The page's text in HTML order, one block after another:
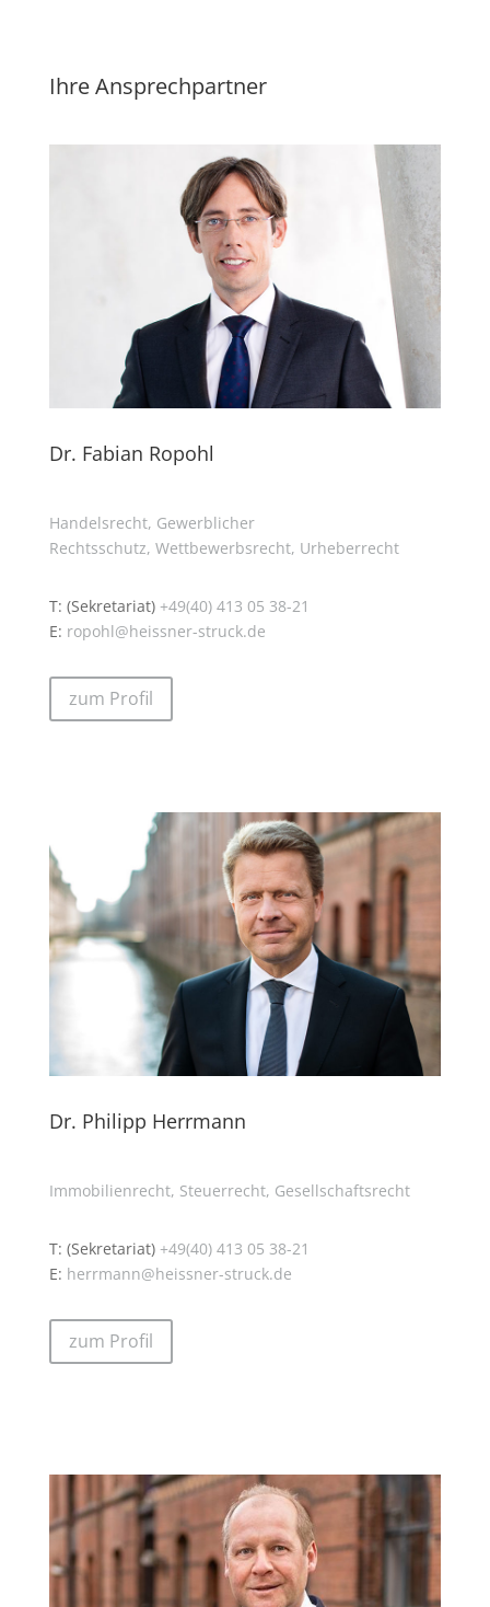
Ihre Ansprechpartner
Dr. Fabian Ropohl
Handelsrecht, Gewerblicher
Rechtsschutz, Wettbewerbsrecht, Urheberrecht
T: (Sekretariat) +49(40) 413 05 38-21
E: ropohl@heissner-struck.de
zum Profil
Dr. Philipp Herrmann
Immobilienrecht, Steuerrecht, Gesellschaftsrecht
T: (Sekretariat) +49(40) 413 05 38-21
E: herrmann@heissner-struck.de
zum Profil